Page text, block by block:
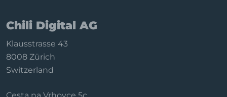
Chili Digital AG
Klausstrasse 43
8008 Zürich
Switzerland